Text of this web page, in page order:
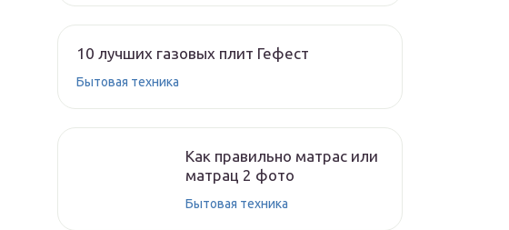
10 лучших газовых плит Гефест
Бытовая техника
Как правильно матрас или
матрац 2 фото
Бытовая техника